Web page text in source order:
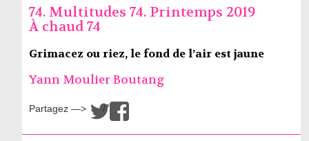
74. Multitudes 74. Printemps 2019
À chaud 74
Grimacez ou riez, le fond de l’air est jaune
Yann Moulier Boutang
Partagez —> /